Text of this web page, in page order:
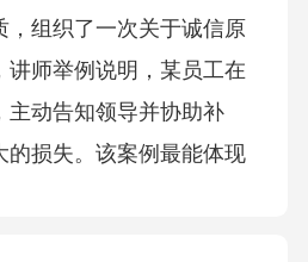
，组织了一次关于诚信原
讲师举例说明，某员工在
主动告知领导并协助补
的损失。该案例最能体现